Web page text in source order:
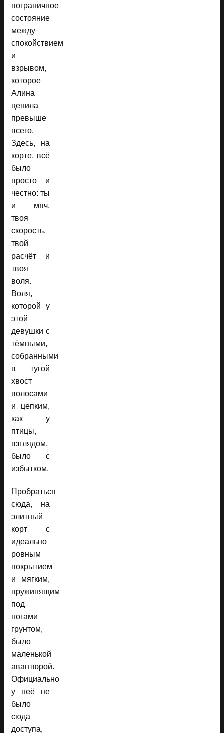
пограничное
состояние
между
спокойствием
и
взрывом,
которое
Алина
ценила
превыше
всего.
Здесь, на
корте, всё
было
просто и
честно: ты
и мяч,
твоя
скорость,
твой
расчёт и
твоя
воля.
Воля,
которой у
этой
девушки с
тёмными,
собранными
в тугой
хвост
волосами
и цепким,
как у
птицы,
взглядом,
было с
избытком.
Пробраться
сюда, на
элитный
корт с
идеально
ровным
покрытием
и мягким,
пружинящим
под
ногами
грунтом,
было
маленькой
авантюрой.
Официально
у неё не
было
сюда
доступа,